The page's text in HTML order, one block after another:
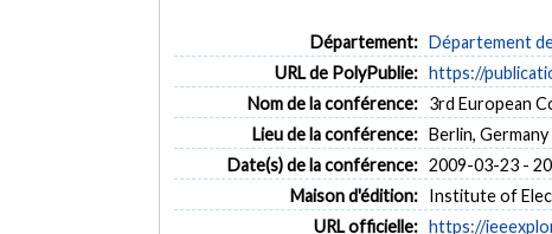
Département: Département
URL de PolyPublie: https://
Nom de la conférence: 3rd European
Lieu de la conférence: Berlin, Germany
Date(s) de la conférence: 2009-03-23 -
Maison d'édition: Institute of
URL officielle: https://